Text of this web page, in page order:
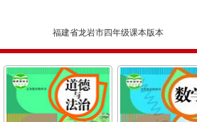
福建省龙岩市四年级课本版本